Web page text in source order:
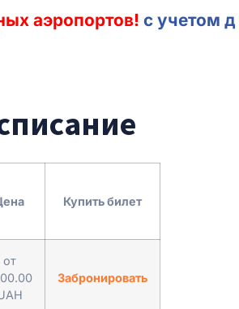
с учетом
Купить билет
от
Забронировать